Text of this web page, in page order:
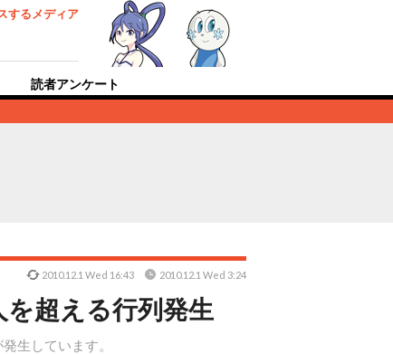
するメディア
読者アンケート
超える行列発生
生しています。
2010.12.1 Wed 16:43 2010.12.1 Wed 3:24